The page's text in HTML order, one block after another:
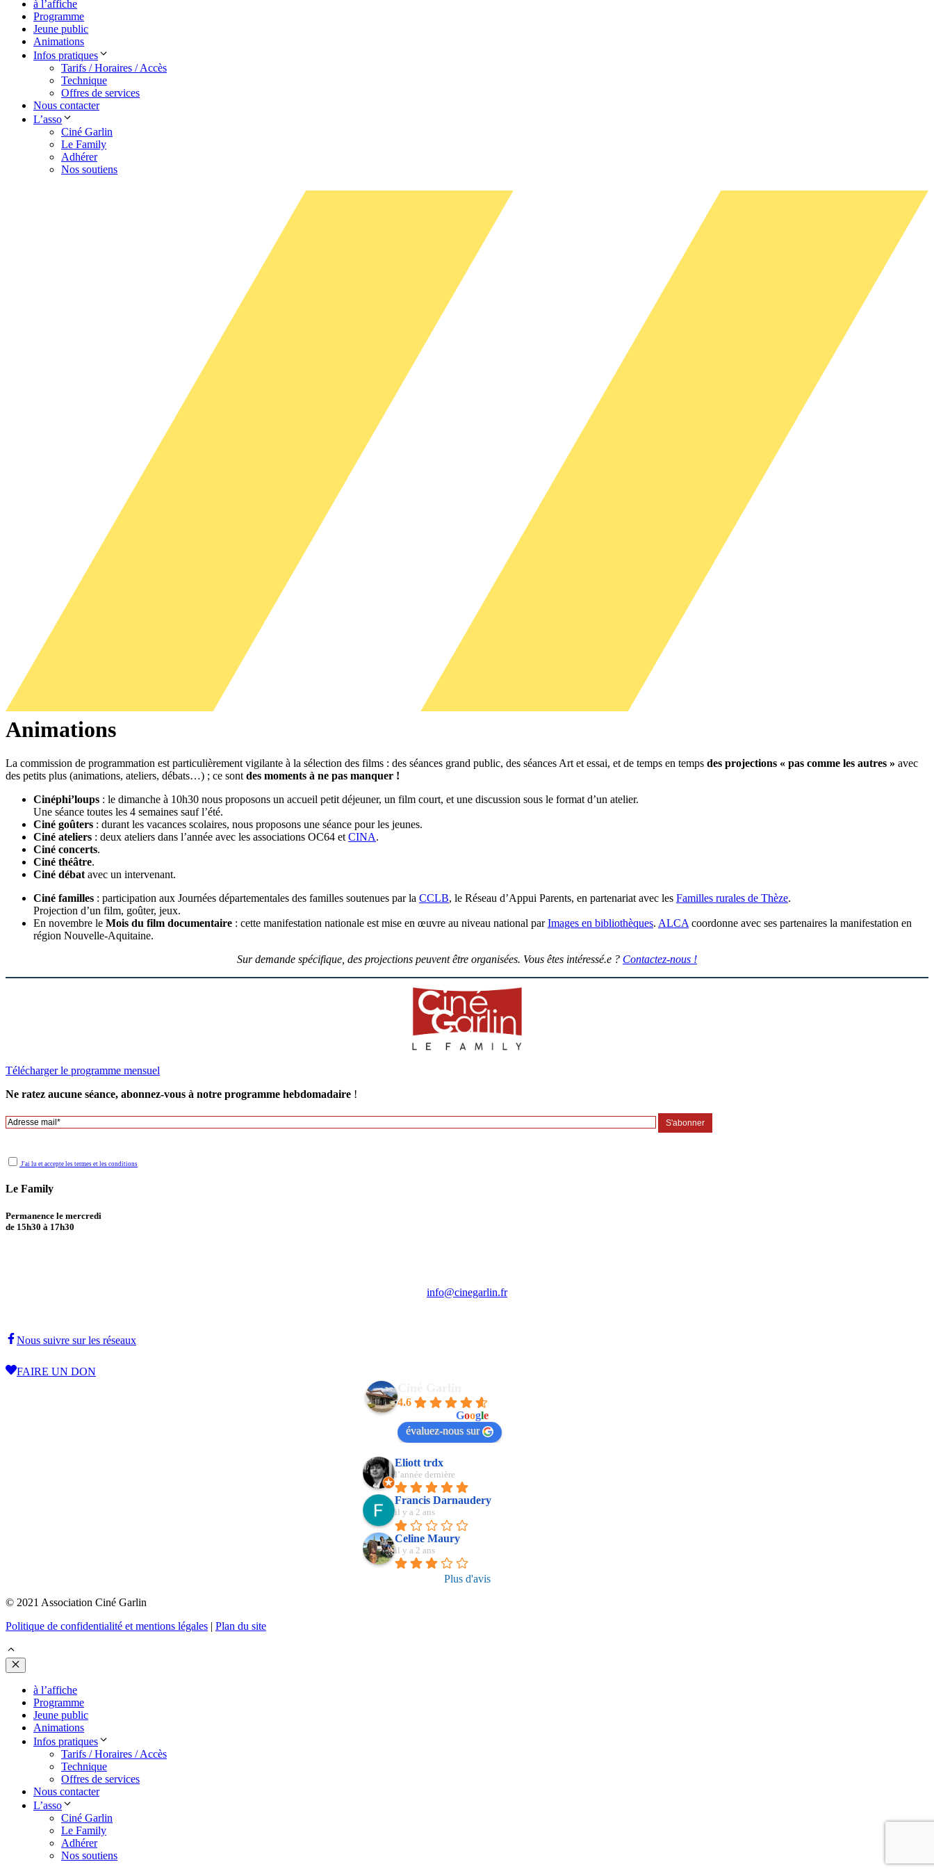
à l’affiche
Programme
Jeune public
Animations
Infos pratiques
Tarifs / Horaires / Accès
Technique
Offres de services
Nous contacter
L’asso
Ciné Garlin
Le Family
Adhérer
Nos soutiens
Animations
La commission de programmation est particulièrement vigilante à la sélection des films : des séances grand public, des séances Art et essai, et de temps en temps des projections « pas comme les autres » avec
des petits plus (animations, ateliers, débats…) ; ce sont des moments à ne pas manquer !
Cinéphi’loups : le dimanche à 10h30 nous proposons un accueil petit déjeuner, un film court, et une discussion sous le format d’un atelier.
Une séance toutes les 4 semaines sauf l’été.
Ciné goûters : durant les vacances scolaires, nous proposons une séance pour les jeunes.
Ciné ateliers : deux ateliers dans l’année avec les associations OC64 et CINA.
Ciné concerts.
Ciné théâtre.
Ciné débat avec un intervenant.
Ciné familles : participation aux Journées départementales des familles soutenues par la CCLB, le Réseau d’Appui Parents, en partenariat avec les Familles rurales de Thèze.
Projection d’un film, goûter, jeux.
En novembre le Mois du film documentaire : cette manifestation nationale est mise en œuvre au niveau national parImages en bibliothèques. ALCA coordonne avec ses partenaires la manifestation en
région Nouvelle-Aquitaine.
Sur demande spécifique, des projections peuvent être organisées. Vous êtes intéressé.e ? Contactez-nous !
Télécharger le programme mensuel
Ne ratez aucune séance, abonnez-vous à notre programme hebdomadaire !
J'ai lu et accepte les termes et les conditions
Le Family
Permanence le mercredi
de 15h30 à 17h30
info@cinegarlin.fr
Nous suivre sur les réseaux
FAIRE UN DON
4.6
Google
évaluez-nous sur
Eliott trdx
l’année dernière
Francis Darnaudery
il y a 2 ans
Celine Maury
il y a 2 ans
Plus d'avis
© 2021 Association Ciné Garlin
Politique de confidentialité et mentions légales | Plan du site
Fermer
à l’affiche
Programme
Jeune public
Animations
Infos pratiques
Tarifs / Horaires / Accès
Technique
Offres de services
Nous contacter
L’asso
Ciné Garlin
Le Family
Adhérer
Nos soutiens